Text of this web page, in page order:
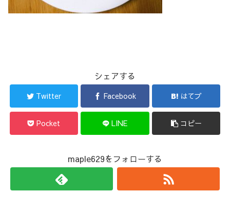
シェアする
Twitter Facebook はてブ
Pocket LINE コピー
maple629をフォローする